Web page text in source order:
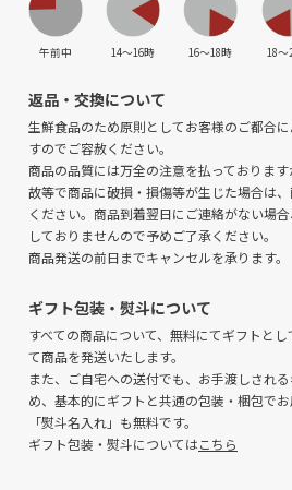
午前中 14〜16時 16〜18時 18〜
返品・交換について
生鮮食品のため原則としてお客様のご都合
すのでご容赦ください。
商品の品質には万全の注意を払っておりま
故等で商品に破損・損傷等が生じた場合は
ください。商品到着翌日にご連絡がない場
しておりませんので予めご了承ください。
商品発送の前日までキャンセルを承ります。
ギフト包装・熨斗について
すべての商品について、無料にてギフトと
て商品を発送いたします。
また、ご自宅への送付でも、お手渡しされ
め、基本的にギフトと共通の包装・梱包でお
「熨斗名入れ」も無料です。
ギフト包装・熨斗についてはこちら